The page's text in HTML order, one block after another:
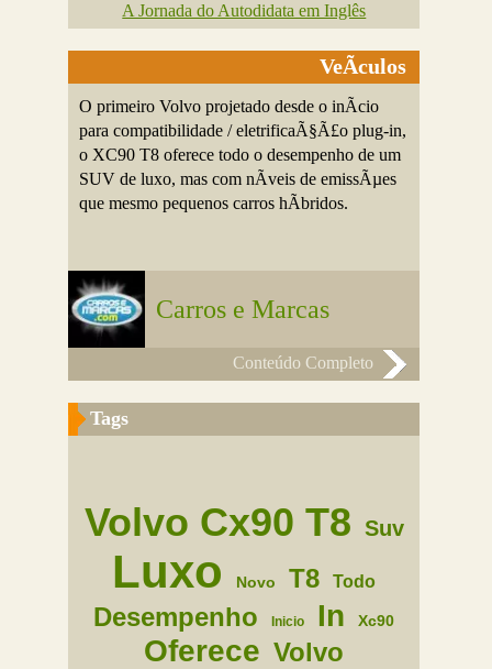
A Jornada do Autodidata em Inglês
VeÃ­culos
O primeiro Volvo projetado desde o inÃ­cio
para compatibilidade / eletrificaÃ§Ã£o plug-in,
o XC90 T8 oferece todo o desempenho de um
SUV de luxo, mas com nÃ­veis de emissÃµes
que mesmo pequenos carros hÃ­bridos.
Carros e Marcas
Conteúdo Completo
Tags
Volvo Cx90 T8 Suv
Luxo Novo T8 Todo
Desempenho Inicio In Xc90
Oferece Volvo